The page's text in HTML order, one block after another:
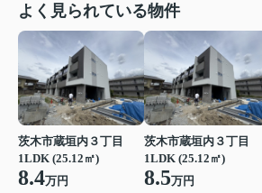
よく見られている物件
茨木市蔵垣内３丁目
1LDK (25.12㎡)
8.4万円
茨木市蔵垣内３丁目
1LDK (25.12㎡)
8.5万円